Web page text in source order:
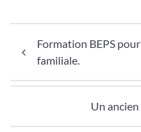
Formation BEPS
familiale.
Un ancien